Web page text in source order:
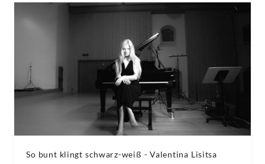
So bunt klingt schwarz-weiß - Valentina Lisitsa